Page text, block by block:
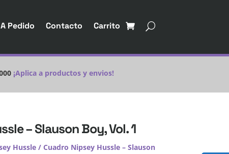
A Pedido Contacto Carrito
¡Aplica a productos y envios!
– Slauson Boy, Vol. 1
Hussle/ Cuadro Nipsey Hussle – Slauson